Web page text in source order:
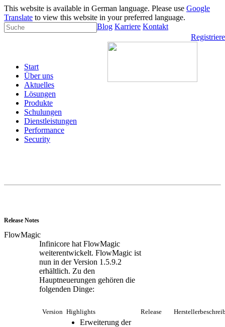
This website is available in German language. Please use Google
Translate to view this website in your preferred language.
Blog Karriere Kontakt
Start
Über uns
Aktuelles
Lösungen
Produkte
Schulungen
Dienstleistungen
Performance
Security
Release Notes
FlowMagic
Infinicore hat FlowMagic
weiterentwickelt. FlowMagic ist
nun in der Version 1.5.9.2
erhältlich. Zu den
Hauptneuerungen gehören die
folgenden Dinge:
Version Highlights Release
Erweiterung der